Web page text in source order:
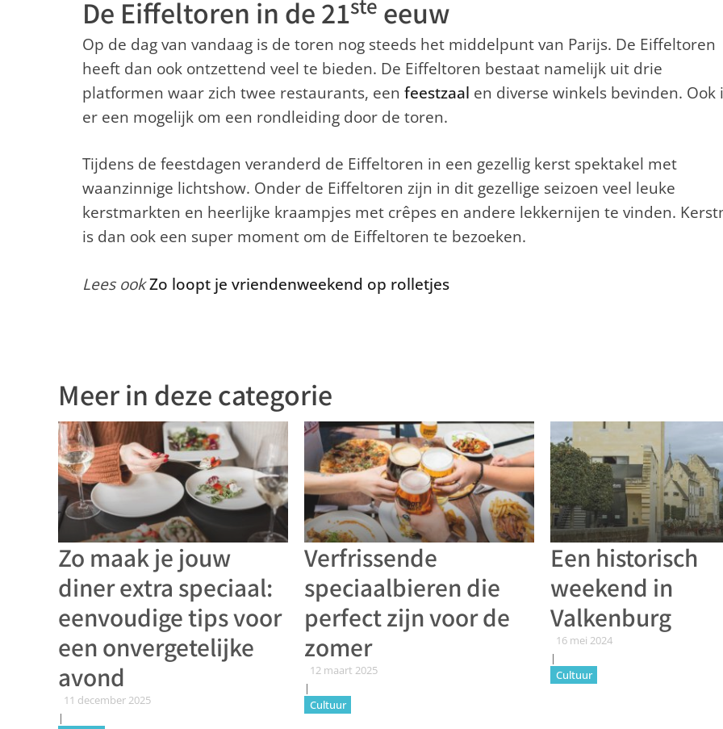
De Eiffeltoren in de 21 eeuw
Op de dag van vandaag is de toren nog steeds het middelpunt van Parijs. De Eiffeltoren
heeft dan ook ontzettend veel te bieden. De Eiffeltoren bestaat namelijk uit drie
platformen waar zich twee restaurants, een feestzaal en diverse winkels bevinden. Ook
er een mogelijk om een rondleiding door de toren.
Tijdens de feestdagen veranderd de Eiffeltoren in een gezellig kerst spektakel met
waanzinnige lichtshow. Onder de Eiffeltoren zijn in dit gezellige seizoen veel leuke
kerstmarkten en heerlijke kraampjes met crêpes en andere lekkernijen te vinden.
is dan ook een super moment om de Eiffeltoren te bezoeken.
Lees ookZo loopt je vriendenweekend op rolletjes
Meer in deze categorie
Zo maak je jouw
diner extra speciaal:
eenvoudige tips voor
een onvergetelijke
avond
11 december 2025
|
Verfrissende
speciaalbieren die
perfect zijn voor de
zomer
12 maart 2025
|
Cultuur
Een historisch
weekend in
Valkenburg
16 mei 2024
|
Cultuur